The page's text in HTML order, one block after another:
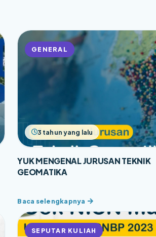
GENERAL
3 tahun yang lalu
YUK MENGENAL JURUSAN TEKNIK
GEOMATIKA
SEPUTAR KULIAH